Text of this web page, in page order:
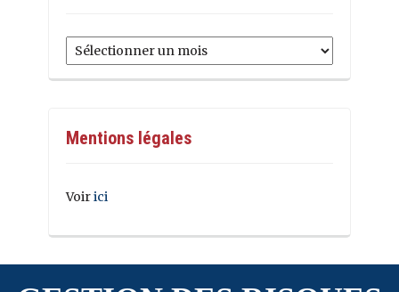
Archives
Mentions légales
Voirici